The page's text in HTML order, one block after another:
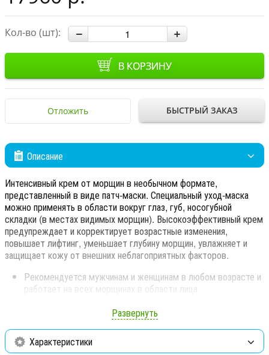
Кол-во (шт):
В КОРЗИНУ
Отложить БЫСТРЫЙ ЗАКАЗ
Описание
Интенсивный крем от морщин в необычном формате,
представленный в виде патч-маски. Специальный уход-маска
можно применять в области вокруг глаз, губ, носогубной
складки (в местах видимых морщин). Высокоэффективный крем
предупреждает и корректирует возрастные изменения,
повышает лифтинг, уменьшает глубину морщин, увлажняет и
защищает кожу от внешних неблагоприятных факторов.
Рекомендуется мужчинам и женщинам в любом возрасте и
работает на всех морщинах в области лица
Имеет выраженный эффект лифтинга и пролонгированного
Кремовая патч-маска – «уход следующего дня». При
Развернуть
Характеристики